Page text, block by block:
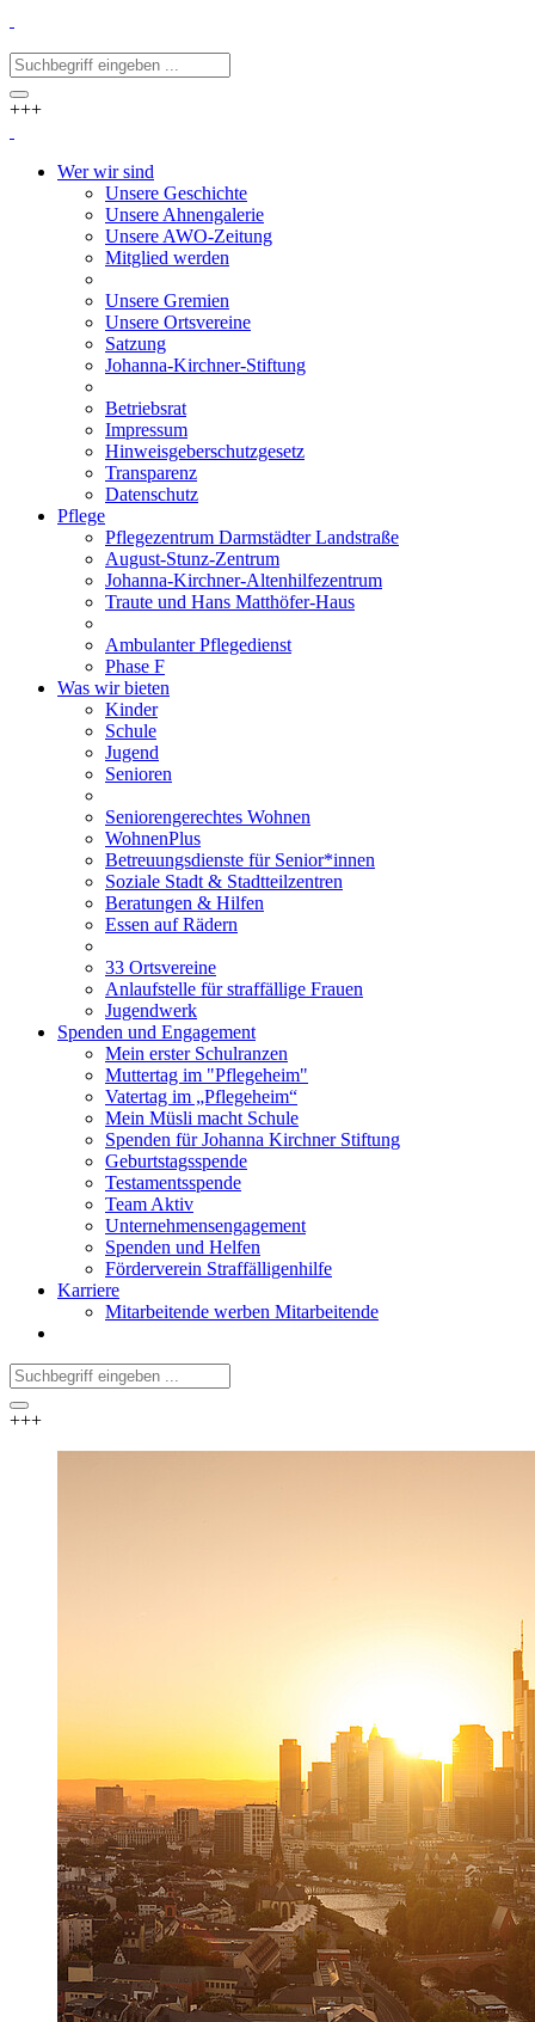
+++
Wer wir sind
Unsere Geschichte
Unsere Ahnengalerie
Unsere AWO-Zeitung
Mitglied werden
Unsere Gremien
Unsere Ortsvereine
Satzung
Johanna-Kirchner-Stiftung
Betriebsrat
Impressum
Hinweisgeberschutzgesetz
Transparenz
Datenschutz
Pflege
Pflegezentrum Darmstädter Landstraße
August-Stunz-Zentrum
Johanna-Kirchner-Altenhilfezentrum
Traute und Hans Matthöfer-Haus
Ambulanter Pflegedienst
Phase F
Was wir bieten
Kinder
Schule
Jugend
Senioren
Seniorengerechtes Wohnen
WohnenPlus
Betreuungsdienste für Senior*innen
Soziale Stadt & Stadtteilzentren
Beratungen & Hilfen
Essen auf Rädern
33 Ortsvereine
Anlaufstelle für straffällige Frauen
Jugendwerk
Spenden und Engagement
Mein erster Schulranzen
Muttertag im "Pflegeheim"
Vatertag im „Pflegeheim“
Mein Müsli macht Schule
Spenden für Johanna Kirchner Stiftung
Geburtstagsspende
Testamentsspende
Team Aktiv
Unternehmensengagement
Spenden und Helfen
Förderverein Straffälligenhilfe
Karriere
Mitarbeitende werben Mitarbeitende
+++